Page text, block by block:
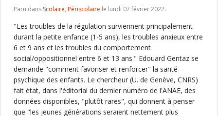
Paru dans Scolaire, Périscolaire le lundi 07 février 2022.
"Les troubles de la régulation surviennent principalement
durant la petite enfance (1-5 ans), les troubles anxieux entre
6 et 9 ans et les troubles du comportement
social/oppositionnel entre 6 et 13 ans." Edouard Gentaz se
demande "comment favoriser et renforcer" la santé
psychique des enfants. Le chercheur (U. de Genève, CNRS)
fait état, dans l'éditorial du dernier numéro de l'ANAE, des
données disponibles, "plutôt rares", qui donnent à penser
que "les jeunes générations seraient nettement plus